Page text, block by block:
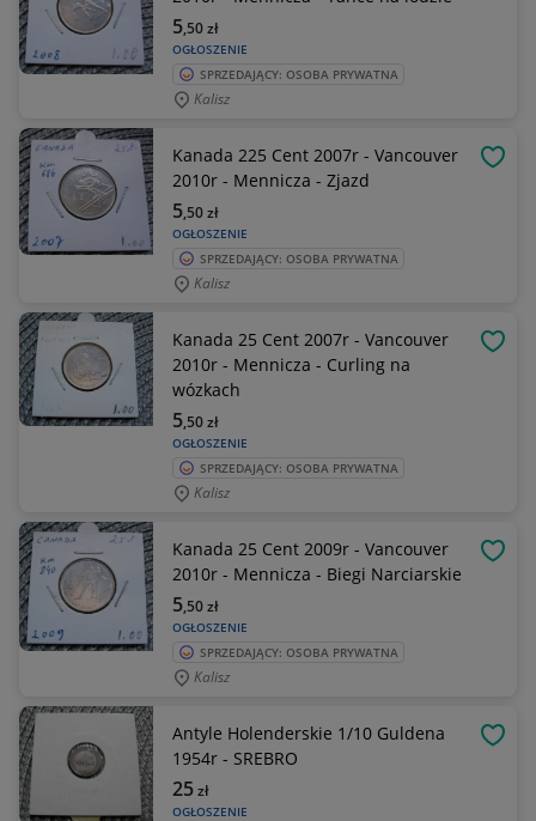
OGŁOSZENIE
5,50zł
SPRZEDAJĄCY: OSOBA PRYWATNA
Kalisz
Kanada 225 Cent 2007r - Vancouver
2010r - Mennicza - Zjazd
OGŁOSZENIE
5,50zł
SPRZEDAJĄCY: OSOBA PRYWATNA
Kalisz
Kanada 25 Cent 2007r - Vancouver
2010r - Mennicza - Curling na
wózkach
OGŁOSZENIE
5,50zł
SPRZEDAJĄCY: OSOBA PRYWATNA
Kalisz
Kanada 25 Cent 2009r - Vancouver
2010r - Mennicza - Biegi Narciarskie
OGŁOSZENIE
5,50zł
SPRZEDAJĄCY: OSOBA PRYWATNA
Kalisz
Antyle Holenderskie 1/10 Guldena
1954r - SREBRO
OGŁOSZENIE
25zł